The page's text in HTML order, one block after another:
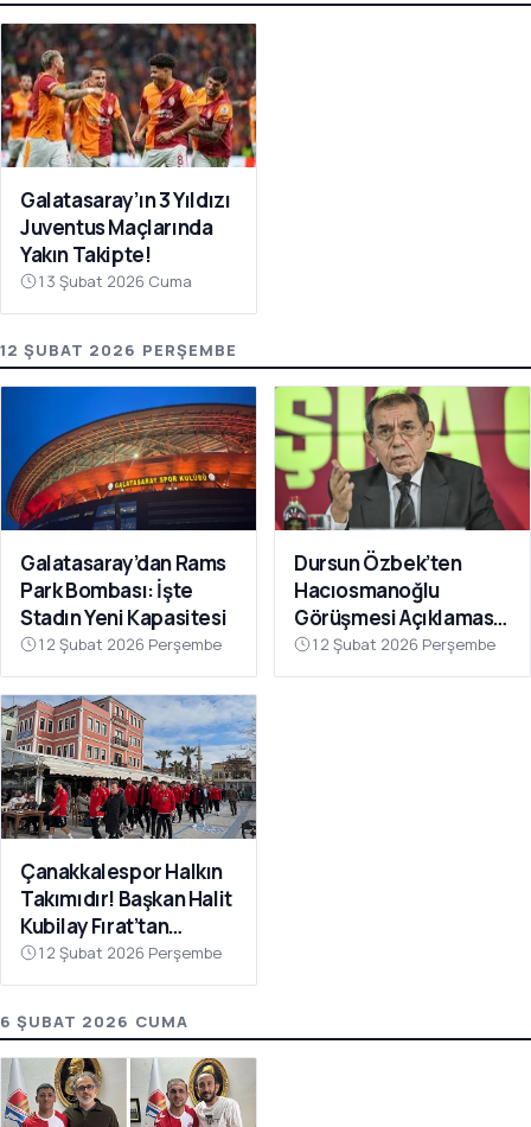
Galatasaray’ın 3 Yıldızı
Juventus Maçlarında
Yakın Takipte!
13 Şubat 2026 Cuma
12 ŞUBAT 2026 PERŞEMBE
Galatasaray’dan Rams
Park Bombası: İşte
Stadın Yeni Kapasitesi
12 Şubat 2026 Perşembe
Dursun Özbek’ten
Hacıosmanoğlu
Görüşmesi Açıklaması:
“Galatasaray’ı Bu Tür
İddialarla
12 Şubat 2026 Perşembe
Çanakkalespor Halkın
Takımıdır! Başkan Halit
Kubilay Fırat’tan
Anlamlı Buluşma
12 Şubat 2026 Perşembe
6 ŞUBAT 2026 CUMA